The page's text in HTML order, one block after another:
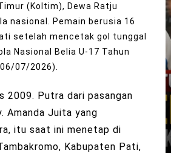
(Koltim), Dewa Ratju
nasional. Pemain berusia 16
setelah mencetak gol tunggal
Nasional Belia U-17 Tahun
07/2026).
2009. Putra dari pasangan
Amanda Juita yang
itu saat ini menetap di
Kabupaten Pati,